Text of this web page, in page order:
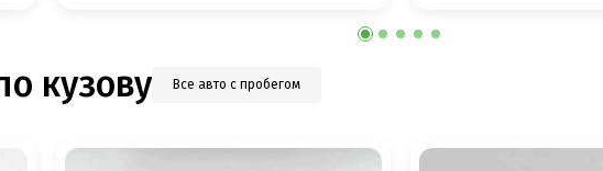
кузову Все авто с пробегом